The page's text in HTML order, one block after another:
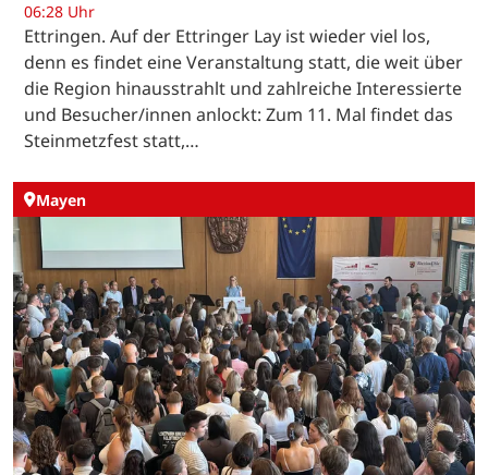
06:28 Uhr
Ettringen. Auf der Ettringer Lay ist wieder viel los,
denn es findet eine Veranstaltung statt, die weit über
die Region hinausstrahlt und zahlreiche Interessierte
und Besucher/innen anlockt: Zum 11. Mal findet das
Steinmetzfest statt,…
Mayen